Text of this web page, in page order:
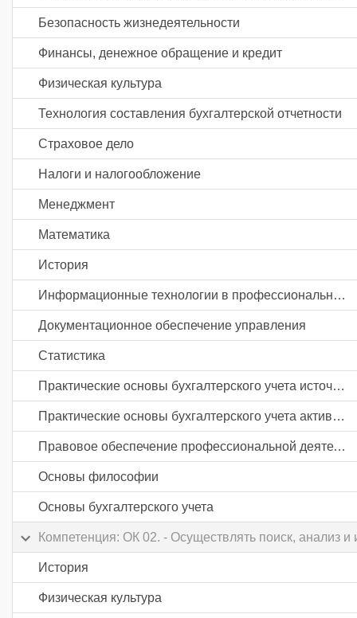
Безопасность жизнедеятельности
Финансы, денежное обращение и кредит
Физическая культура
Технология составления бухгалтерской отчетности
Страховое дело
Налоги и налогообложение
Менеджмент
Математика
История
Информационные технологии в профессиональной деятельности
Документационное обеспечение управления
Статистика
Практические основы бухгалтерского учета источников формирования активов организации
Практические основы бухгалтерского учета активов организации
Правовое обеспечение профессиональной деятельности
Основы философии
Основы бухгалтерского учета
Компетенция: ОК 02. - Осуществлять поиск, анализ
История
Физическая культура